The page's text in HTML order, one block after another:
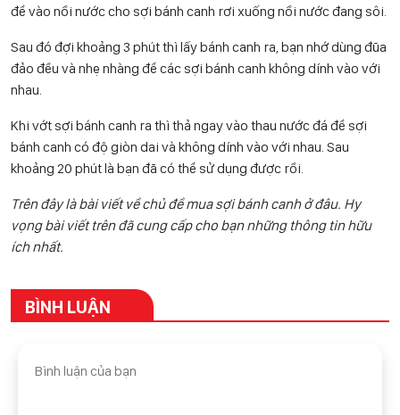
để vào nồi nước cho sợi bánh canh rơi xuống nồi nước đang sôi.
Sau đó đợi khoảng 3 phút thì lấy bánh canh ra, bạn nhớ dùng đũa
đảo đều và nhẹ nhàng để các sợi bánh canh không dính vào với
nhau.
Khi vớt sợi bánh canh ra thì thả ngay vào thau nước đá để sợi
bánh canh có độ giòn dai và không dính vào với nhau. Sau
khoảng 20 phút là bạn đã có thể sử dụng được rồi.
Trên đây là bài viết về chủ đề mua sợi bánh canh ở đâu. Hy
vọng bài viết trên đã cung cấp cho bạn những thông tin hữu
ích nhất.
BÌNH LUẬN